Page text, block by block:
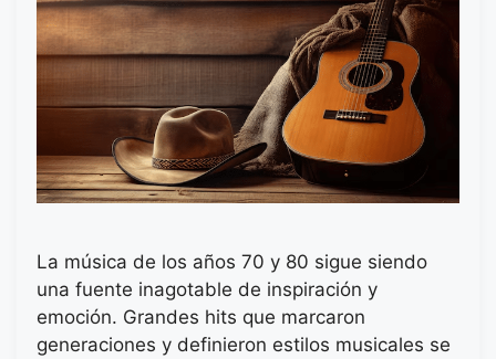
La música de los años 70 y 80 sigue siendo
una fuente inagotable de inspiración y
emoción. Grandes hits que marcaron
generaciones y definieron estilos musicales se